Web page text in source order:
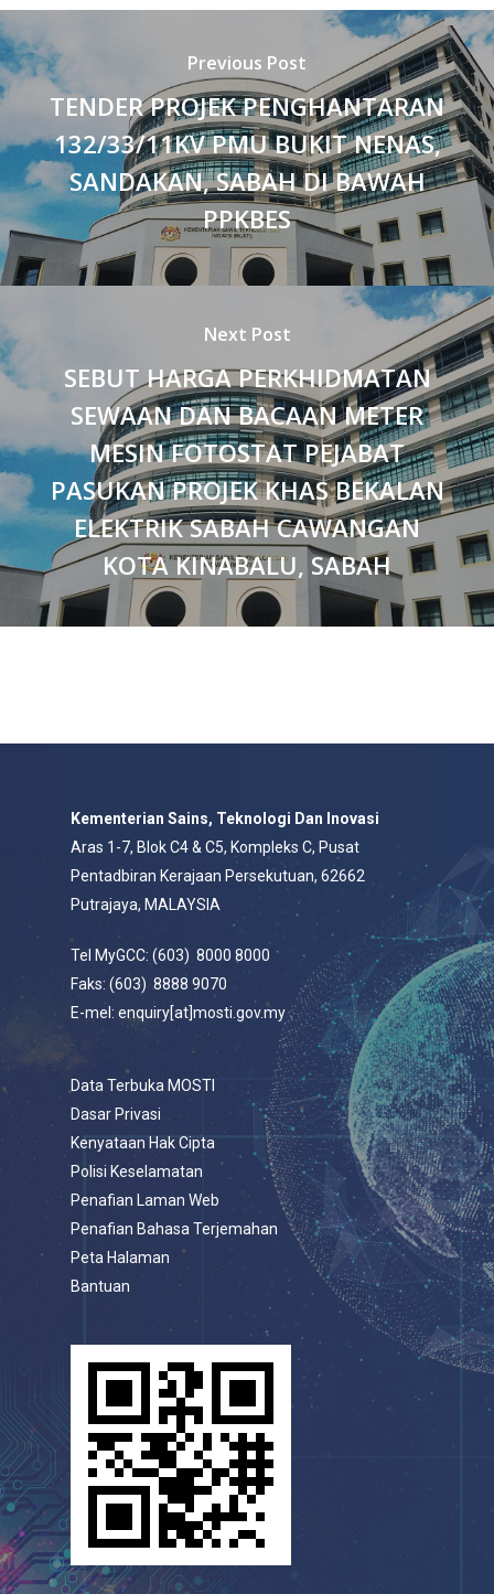
Previous Post
TENDER PROJEK PENGHANTARAN
132/33/11KV PMU BUKIT NENAS,
SANDAKAN, SABAH DI BAWAH
PPKBES
Next Post
SEBUT HARGA PERKHIDMATAN
SEWAAN DAN BACAAN METER
MESIN FOTOSTAT PEJABAT
PASUKAN PROJEK KHAS BEKALAN
ELEKTRIK SABAH CAWANGAN
KOTA KINABALU, SABAH
Kementerian Sains, Teknologi Dan Inovasi
Aras 1-7, Blok C4 & C5, Kompleks C, Pusat
Pentadbiran Kerajaan Persekutuan, 62662
Putrajaya, MALAYSIA
Tel MyGCC: (603) 8000 8000
Faks: (603) 8888 9070
E-mel: enquiry[at]mosti.gov.my
Data Terbuka MOSTI
Dasar Privasi
Kenyataan Hak Cipta
Polisi Keselamatan
Penafian Laman Web
Penafian Bahasa Terjemahan
Peta Halaman
Bantuan